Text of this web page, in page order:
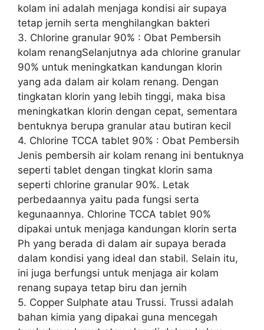
kolam ini adalah menjaga kondisi air supaya
tetap jernih serta menghilangkan bakteri
3. Chlorine granular 90% : Obat Pembersih
kolam renangSelanjutnya ada chlorine granular
90% untuk meningkatkan kandungan klorin
yang ada dalam air kolam renang. Dengan
tingkatan klorin yang lebih tinggi, maka bisa
meningkatkan klorin dengan cepat, sementara
bentuknya berupa granular atau butiran kecil
4. Chlorine TCCA tablet 90% : Obat Pembersih
Jenis pembersih air kolam renang ini bentuknya
seperti tablet dengan tingkat klorin sama
seperti chlorine granular 90%. Letak
perbedaannya yaitu pada fungsi serta
kegunaannya. Chlorine TCCA tablet 90%
dipakai untuk menjaga kandungan klorin serta
Ph yang berada di dalam air supaya berada
dalam kondisi yang ideal dan stabil. Selain itu,
ini juga berfungsi untuk menjaga air kolam
renang supaya tetap biru dan jernih
5. Copper Sulphate atau Trussi. Trussi adalah
bahan kimia yang dipakai guna mencegah